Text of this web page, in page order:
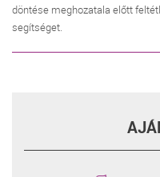
döntése meghozatala előtt
segítséget.